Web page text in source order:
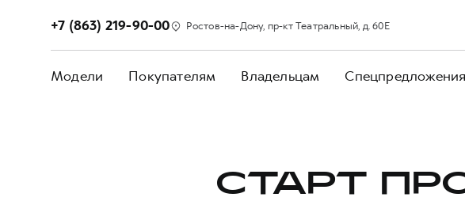
+7 (863) 219-90-00 Ростов-на-Дону, пр-кт Театральный, д. 60Е
Модели Покупателям Владельцам Спецпредложения
СТАРТ